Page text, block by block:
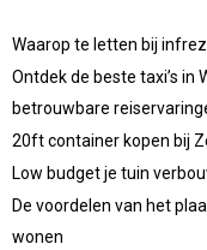
Waarop te letten bij
Ontdek de beste taxi’s
betrouwbare
20ft container kopen bij
Low budget je tuin
De voordelen van het
wonen